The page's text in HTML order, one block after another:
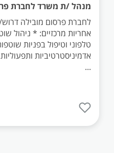
מנהל /ת משרד לחברת
לחברת פרסום מובילה
אחריות מרכזיים: * ניהול
טלפוני וטיפול בפניות
אדמיניסטרטיביות
...